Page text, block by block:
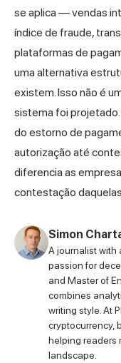
se aplica — vendas
índice de fraude,
plataformas de
uma alternativa
existem. Isso não é
sistema foi
do estorno de
autorização até
diferencia as
contestação
Simon
A journalist with
passion for
and Master of
combines
writing style. At
cryptocurrency,
helping readers
landscape.